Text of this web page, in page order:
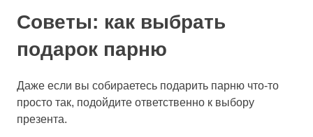
Советы: как выбрать
подарок парню
Даже если вы собираетесь подарить парню что-то
просто так, подойдите ответственно к выбору
презента.